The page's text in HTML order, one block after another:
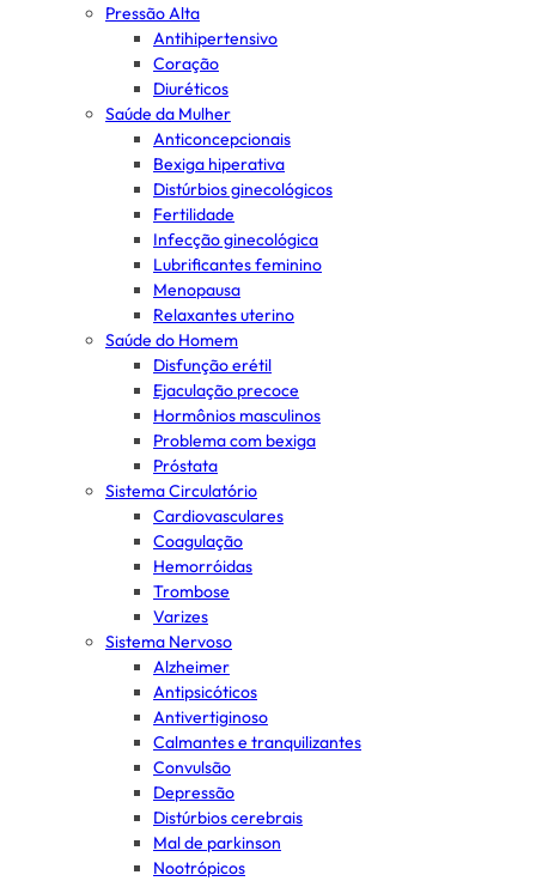
Pressão Alta
Antihipertensivo
Coração
Diuréticos
Saúde da Mulher
Anticoncepcionais
Bexiga hiperativa
Distúrbios ginecológicos
Fertilidade
Infecção ginecológica
Lubrificantes feminino
Menopausa
Relaxantes uterino
Saúde do Homem
Disfunção erétil
Ejaculação precoce
Hormônios masculinos
Problema com bexiga
Próstata
Sistema Circulatório
Cardiovasculares
Coagulação
Hemorróidas
Trombose
Varizes
Sistema Nervoso
Alzheimer
Antipsicóticos
Antivertiginoso
Calmantes e tranquilizantes
Convulsão
Depressão
Distúrbios cerebrais
Mal de parkinson
Nootrópicos